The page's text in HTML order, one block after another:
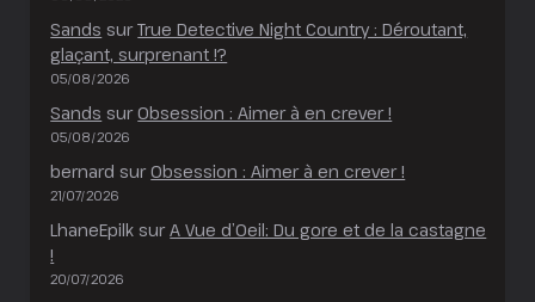
Sands surTrue Detective Night Country : Déroutant,
glaçant, surprenant !?
05/08/2026
Sands surObsession : Aimer à en crever !
05/08/2026
bernard surObsession : Aimer à en crever !
21/07/2026
LhaneEpilk surA Vue d’Oeil: Du gore et de la castagne
!
20/07/2026